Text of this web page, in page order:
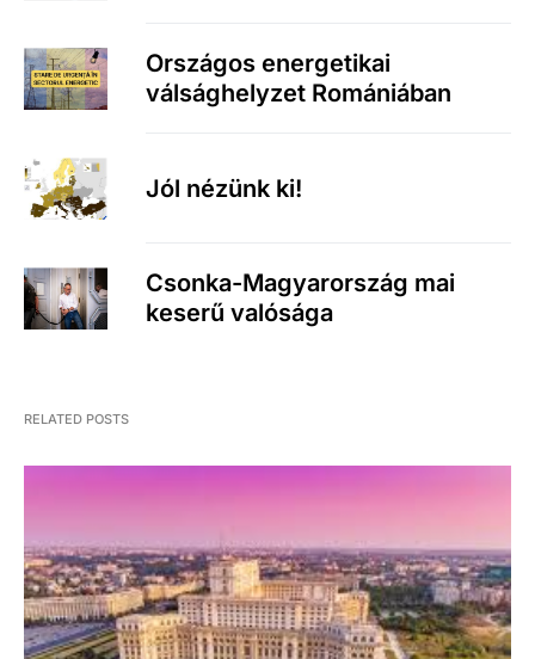
Országos energetikai
válsághelyzet Romániában
Jól nézünk ki!
Csonka-Magyarország mai
keserű valósága
RELATED POSTS